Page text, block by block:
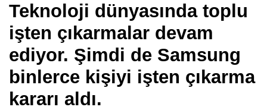
Teknoloji dünyasında toplu
işten çıkarmalar devam
ediyor. Şimdi de Samsung
binlerce kişiyi işten çıkarma
kararı aldı.